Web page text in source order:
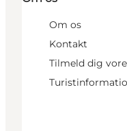
Om os
Kontakt
Tilmeld dig